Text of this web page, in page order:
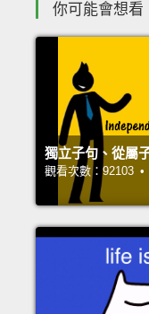
你可能會想看
獨立子句、從屬
觀看次數：92103 •